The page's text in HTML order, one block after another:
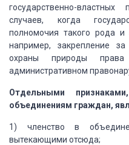
государственно-
случаев, когда
полномочия такого рода и
например, закрепление
охраны природы права
административном
Отдельными
объединениям граждан,
1) членство в
вытекающими отсюда;